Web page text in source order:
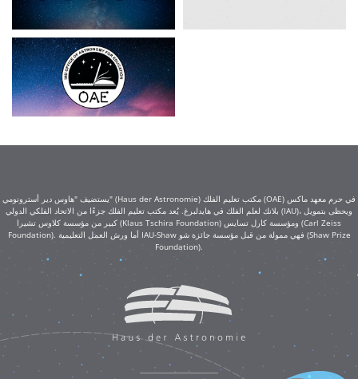
يستضيف "هاوس دير أسترونومي" (Haus der Astronomie) مكتب تعليم الفلك (OAE) في حرم معهد ماكس
بلانك لعلم الفلك في هايدلبرغ. يُعد مكتب تعليم الفلك جزءًا من الاتحاد الفلكي الدولي (IAU)، ويحظى بتمويل
كبير من مؤسسة كلاوس تشيرا (Klaus Tschira Foundation) ومؤسسة كارل تسايس (Carl Zeiss
Foundation). أما ورش العمل التعليمية IAU-Shaw فهي ممولة من قبل مؤسسة جائزة شو (Shaw Prize
Foundation).